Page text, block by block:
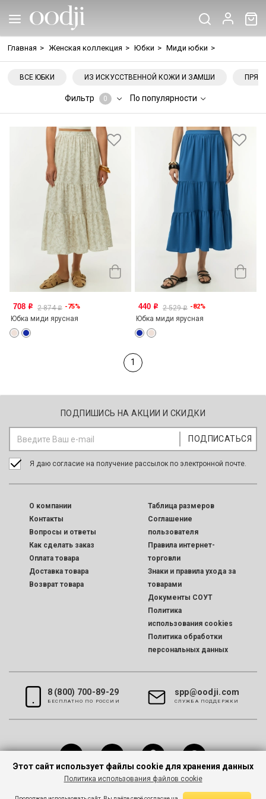
Главная > Женская коллекция > Юбки > Миди юбки >
ВСЕ ЮБКИ ИЗ ИСКУССТВЕННОЙ КОЖИ И ЗАМШИ
Фильтр 0 По популярности
708 o 2 874o -75%
Юбка миди ярусная
440 o 2 529o -82%
Юбка миди ярусная
1
ПОДПИШИСЬ НА АКЦИИ И СКИДКИ
Я даю согласие на получение рассылок по электронной почте.
O компании
Контакты
Вопросы и ответы
Как сделать заказ
Оплата товара
Доставка товара
Возврат товара
Таблица размеров
Соглашение
пользователя
Правила интернет-
торговли
Знаки и правила ухода за
товарами
Документы СОУТ
Политика
использования cookies
Политика обработки
персональных данных
8 (800) 700-89-29
БЕСПЛАТНО ПО РОССИИ
spp@oodji.com
CЛУЖБА ПОДДЕРЖКИ
Этот сайт использует файлы cookie для хранения данных
Политика использования файлов cookie